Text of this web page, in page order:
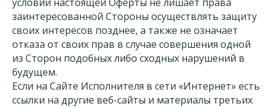
заинтересованной Стороны осуществлять защиту
своих интересов позднее, а также не означает
отказа от своих прав в случае совершения одной
из Сторон подобных либо сходных нарушений в
будущем.
Если на Сайте Исполнителя в сети «Интернет» есть
ссылки на другие веб-сайты и материалы третьих